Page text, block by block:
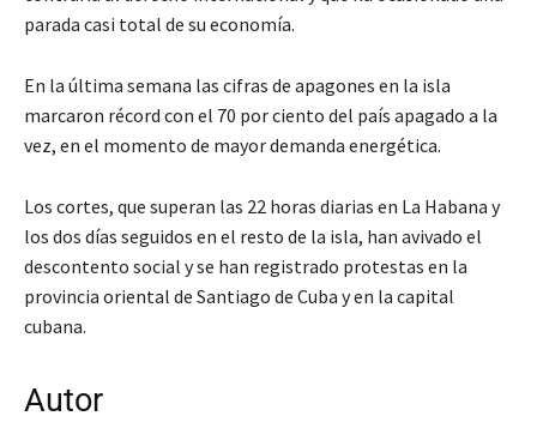
parada casi total de su economía.
En la última semana las cifras de apagones en la isla
marcaron récord con el 70 por ciento del país apagado a la
vez, en el momento de mayor demanda energética.
Los cortes, que superan las 22 horas diarias en La Habana y
los dos días seguidos en el resto de la isla, han avivado el
descontento social y se han registrado protestas en la
provincia oriental de Santiago de Cuba y en la capital
cubana.
Autor